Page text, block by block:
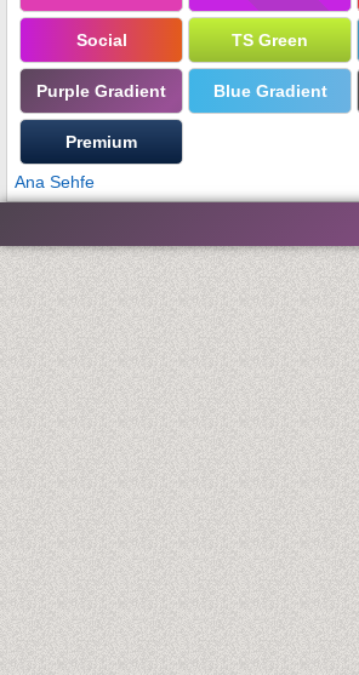
Social TS Green
Purple Gradient Blue Gradient
Premium
Ana Sehfe